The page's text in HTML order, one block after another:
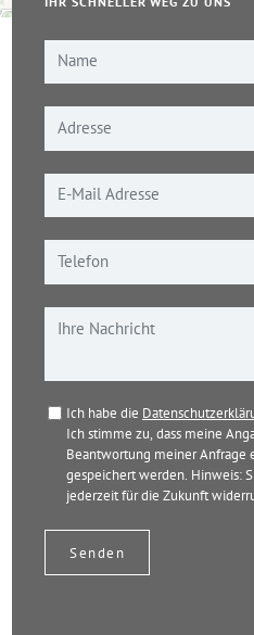
Ich habe die
Ich stimme zu, dass meine
Beantwortung meiner Anfrage
gespeichert werden. Hinweis:
jederzeit für die Zukunft